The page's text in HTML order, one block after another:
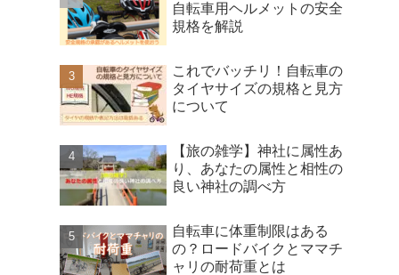
自転車用ヘルメットの安全
規格を解説
これでバッチリ！自転車の
タイヤサイズの規格と見方
について
【旅の雑学】神社に属性あ
り、あなたの属性と相性の
良い神社の調べ方
自転車に体重制限はある
の？ロードバイクとママチ
ャリの耐荷重とは